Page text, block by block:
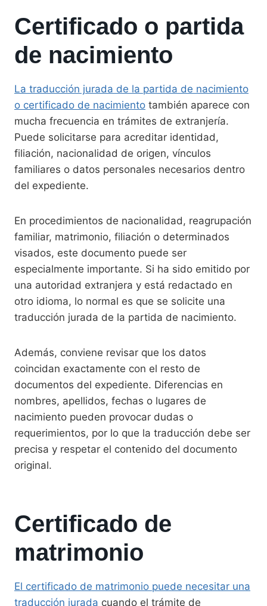
Certificado o partida
de nacimiento
La traducción jurada de la partida de nacimiento
o certificado de nacimiento también aparece con
mucha frecuencia en trámites de extranjería.
Puede solicitarse para acreditar identidad,
filiación, nacionalidad de origen, vínculos
familiares o datos personales necesarios dentro
del expediente.
En procedimientos de nacionalidad, reagrupación
familiar, matrimonio, filiación o determinados
visados, este documento puede ser
especialmente importante. Si ha sido emitido por
una autoridad extranjera y está redactado en
otro idioma, lo normal es que se solicite una
traducción jurada de la partida de nacimiento.
Además, conviene revisar que los datos
coincidan exactamente con el resto de
documentos del expediente. Diferencias en
nombres, apellidos, fechas o lugares de
nacimiento pueden provocar dudas o
requerimientos, por lo que la traducción debe ser
precisa y respetar el contenido del documento
original.
Certificado de
matrimonio
El certificado de matrimonio puede necesitar una
traducción jurada cuando el trámite de